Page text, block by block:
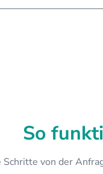
So
Schritte von der